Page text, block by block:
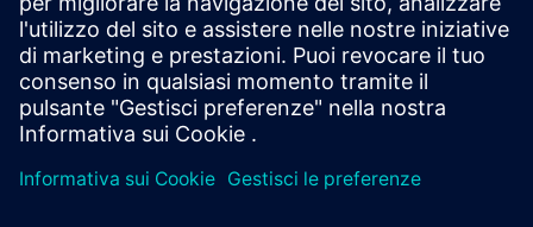
con l'architettura E/E e le soluzioni di ingegneria del
software. Scopri di più